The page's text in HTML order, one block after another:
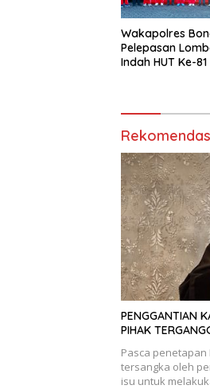
Wakapolres
Pelepasan
Indah HUT Ke-
PENGGANTIAN
PIHAK
Pasca
tersangka oleh
isu untuk